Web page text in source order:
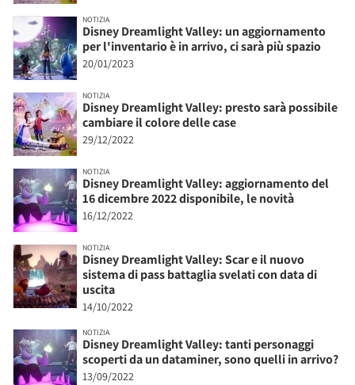
NOTIZIA
Disney Dreamlight Valley: un aggiornamento
per l'inventario è in arrivo, ci sarà più spazio
20/01/2023
NOTIZIA
Disney Dreamlight Valley: presto sarà possibile
cambiare il colore delle case
29/12/2022
NOTIZIA
Disney Dreamlight Valley: aggiornamento del
16 dicembre 2022 disponibile, le novità
16/12/2022
NOTIZIA
Disney Dreamlight Valley: Scar e il nuovo
sistema di pass battaglia svelati con data di
uscita
14/10/2022
NOTIZIA
Disney Dreamlight Valley: tanti personaggi
scoperti da un dataminer, sono quelli in arrivo?
13/09/2022